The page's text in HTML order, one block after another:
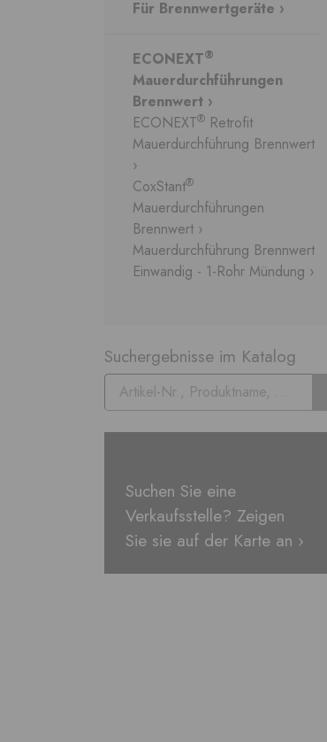
Für Brennwertgeräte ›
ECONEXT®
Mauerdurchführungen
Brennwert ›
ECONEXT® Retrofit
Mauerdurchführung Brennwert
›
CoxStant®
Mauerdurchführungen
Brennwert ›
Mauerdurchführung Brennwert
Einwandig - 1-Rohr Mündung ›
Suchergebnisse im Katalog
Suchen Sie eine
Verkaufsstelle? Zeigen
Sie sie auf der Karte an ›